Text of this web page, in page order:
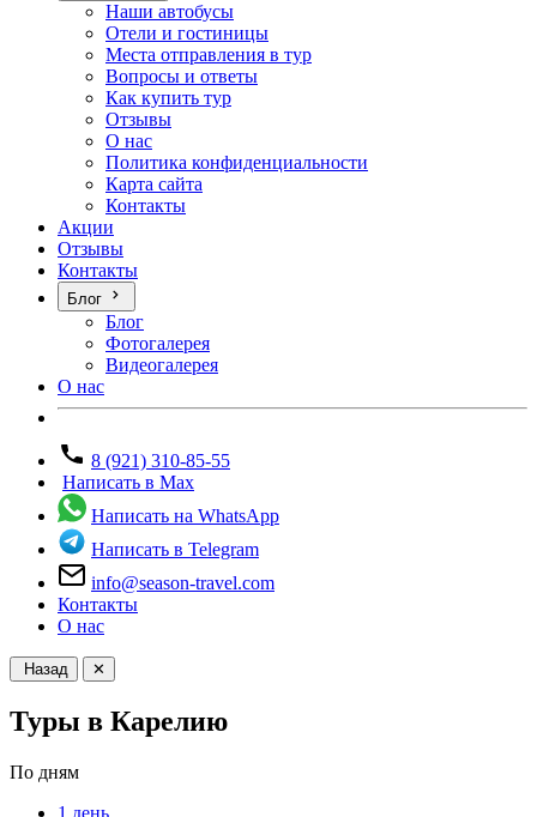
Наши автобусы
Отели и гостиницы
Места отправления в тур
Вопросы и ответы
Как купить тур
Отзывы
О нас
Политика конфиденциальности
Карта сайта
Контакты
Акции
Отзывы
Контакты
Блог
Блог
Фотогалерея
Видеогалерея
О нас
8 (921) 310-85-55
Написать в Max
Написать на WhatsApp
Написать в Telegram
info@season-travel.com
Контакты
О нас
Назад ✕
Туры в Карелию
По дням
1 день